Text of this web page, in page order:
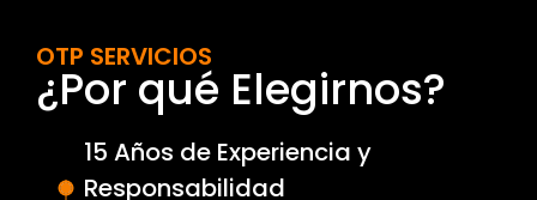
OTP SERVICIOS
¿Por qué Elegirnos?
15 Años de Experiencia y
Responsabilidad